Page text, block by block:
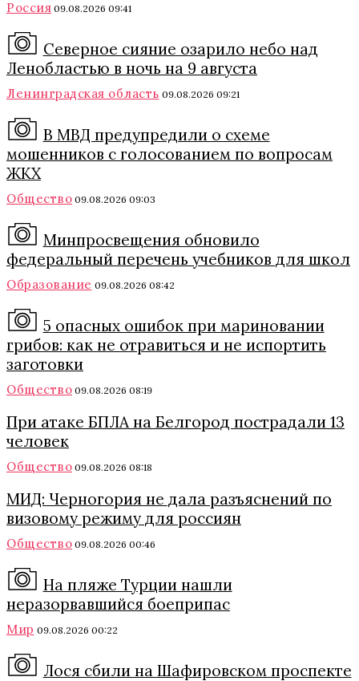
Россия 09.08.2026 09:41
Северное сияние озарило небо над
Ленобластью в ночь на 9 августа
Ленинградская область 09.08.2026 09:21
В МВД предупредили о схеме
мошенников с голосованием по вопросам
ЖКХ
Общество 09.08.2026 09:03
Минпросвещения обновило
федеральный перечень учебников для школ
Образование 09.08.2026 08:42
5 опасных ошибок при мариновании
грибов: как не отравиться и не испортить
заготовки
Общество 09.08.2026 08:19
При атаке БПЛА на Белгород пострадали 13
человек
Общество 09.08.2026 08:18
МИД: Черногория не дала разъяснений по
визовому режиму для россиян
Общество 09.08.2026 00:46
На пляже Турции нашли
неразорвавшийся боеприпас
Мир 09.08.2026 00:22
Лося сбили на Шафировском проспекте